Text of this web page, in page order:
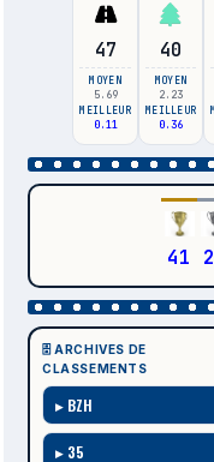
47
MOYEN
5.69
MEILLEUR
0.11
40
MOYEN
2.23
MEILLEUR
0.36
41
🗄️ ARCHIVES DE
CLASSEMENTS
BZH
35